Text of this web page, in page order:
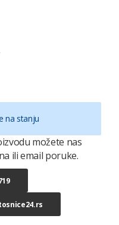
na stanju
možete nas
ili email poruke.